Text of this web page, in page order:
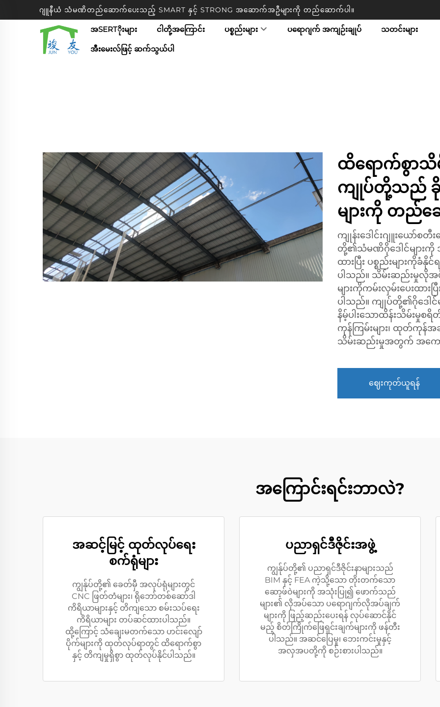
ဂျူနီယံ သံမဏိတည်ဆောက်ပေးသည့် SMART နှင့် STRONG အဆောက်အဦများကို တည်ဆောက်ပါ။
အSERTိုးများ ငါတို့အကြောင်း ပစ္စည်းများ ပရောဂျက် အကျဉ်းချုပ် သတင်းများ
အီးမေးလ်ဖြင့် ဆက်သွယ်ပါ
ထိရောက်စွာ
ကျုပ်တို့သည် ခို
များကို တည်
ကျုန်းဒေါင်းဂျူးယော်
တို့၏သံမဏိဂိုဒေါင်များကို
ထားပြီး ပစ္စည်းများကို
ပါသည်။ သိမ်းဆည်းမှုလိုအ
များကိုကမ်းလှမ်းပေးထားပ
ပါသည်။ ကျုပ်တို့၏ဂိုဒေ
နိမ့်ပါးသောထိန်းသိမ်းမှုစ
ကုန်ကြမ်းများ၊ ထုတ်ကုန်အ
သိမ်းဆည်းမှုအတွက် အကော
ဈေးကုတ်ယူရန်
အကြောင်းရင်းဘာလဲ?
အဆင့်မြင့် ထုတ်လုပ်ရေး
စက်ရုံများ
ကျွန်ုပ်တို့၏ ခေတ်မှီ အလုပ်ရုံများတွင်
CNC ဖြတ်တံများ၊ ရိုဘော်တစ်ဆော်ဒါ
ကိရိယာများနှင့် တိကျသော စမ်းသပ်ရေး
ကိရိယာများ တပ်ဆင်ထားပါသည်။
ထို့ကြောင့် သံချေးမတက်သော ဟင်းလျော်
ပိုက်များကို ထုတ်လုပ်ရာတွင် ထိရောက်စွာ
နှင့် တိကျမှုရှိစွာ ထုတ်လုပ်နိုင်ပါသည်။
ပညာရှင်ဒီဇိုင်းအဖွဲ့
ကျွန်ုပ်တို့၏ ပညာရှင်ဒီဇိုင်းနာများသည်
BIM နှင့် FEA ကဲ့သို့သော တိုးတက်သော
ဆော့ဖ်ဝဲများကို အသုံးပြု၍ ဖောက်သည်
များ၏ လိုအပ်သော ပရောဂျက်လိုအပ်ချက်
များကို ဖြည့်ဆည်းပေးရန် လုပ်ဆောင်နိုင်
မည့် စိတ်ကြိုက်ဖြေရှင်းချက်များကို ဖန်တီး
ပါသည်။ အဆင်ပြေမှု၊ ဘေးကင်းမှုနှင့်
အလှအပတို့ကို စဉ်းစားပါသည်။